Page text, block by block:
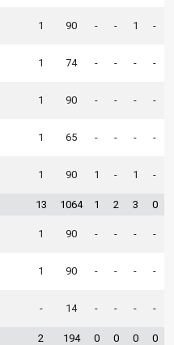
1 90 - - 1 -
1 74 - - - -
1 90 - - - -
1 65 - - - -
1 90 1 - 1 -
13 1064 1 2 3 0
1 90 - - - -
1 90 - - - -
- 14 - - - -
2 194 0 0 0 0